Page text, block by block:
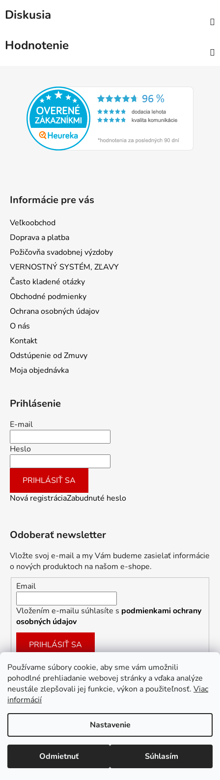
Používame súbory cookie, aby sme vám umožnili
pohodlné prehliadanie webovej stránky a vďaka analýze
neustále zlepšovali jej funkcie, výkon a použiteľnosť. Viac
informácií
Nastavenie
Odmietnuť Súhlasím
Diskusia
Hodnotenie
Informácie pre vás
Veľkoobchod
Doprava a platba
Požičovňa svadobnej výzdoby
VERNOSTNÝ SYSTÉM, ZĽAVY
Často kladené otázky
Obchodné podmienky
Ochrana osobných údajov
O nás
Kontakt
Odstúpenie od Zmuvy
Moja objednávka
Prihlásenie
E-mail
Heslo
PRIHLÁSIŤ SA
Nová registráciaZabudnuté heslo
Odoberať newsletter
Vložte svoj e-mail a my Vám budeme zasielať informácie
o nových produktoch na našom e-shope.
Email
Vložením e-mailu súhlasíte s podmienkami ochrany
osobných údajov
PRIHLÁSIŤ SA
Facebook
Vytvoril Shoptet
Copyright 2026Dekoracie-darceky.sk. Všetky práva
vyhradené.Upraviť nastavenie cookies